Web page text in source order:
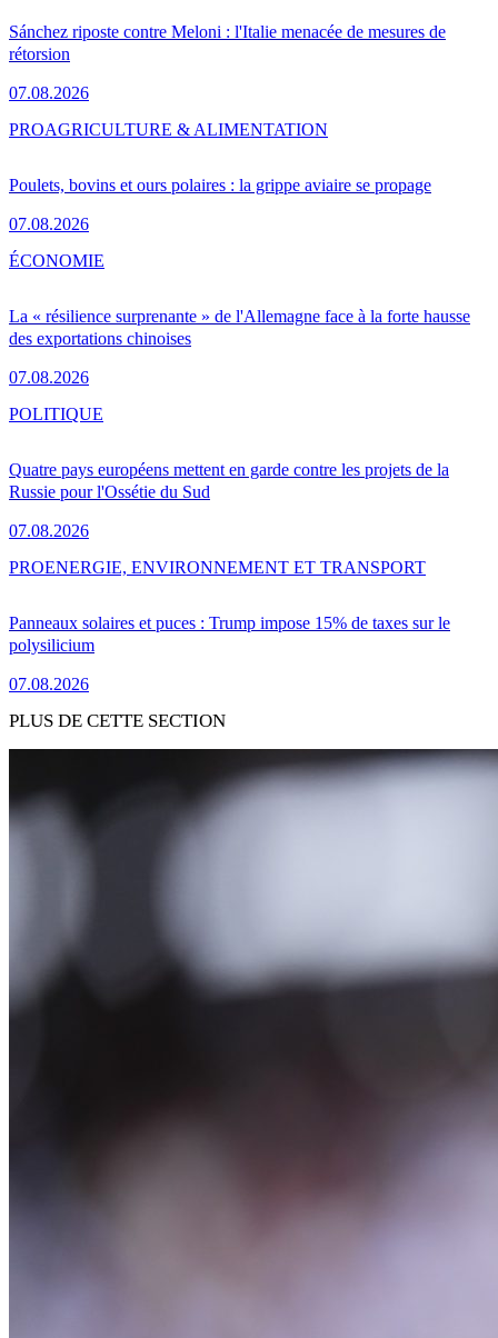
Sánchez riposte contre Meloni : l'Italie menacée de mesures de
rétorsion
07.08.2026
Poulets, bovins et ours polaires : la grippe aviaire se propage
07.08.2026
PROAGRICULTURE & ALIMENTATION
La « résilience surprenante » de l'Allemagne face à la forte hausse
des exportations chinoises
07.08.2026
ÉCONOMIE
Quatre pays européens mettent en garde contre les projets de la
Russie pour l'Ossétie du Sud
07.08.2026
POLITIQUE
Panneaux solaires et puces : Trump impose 15% de taxes sur le
polysilicium
07.08.2026
PROENERGIE, ENVIRONNEMENT ET TRANSPORT
PLUS DE CETTE SECTION